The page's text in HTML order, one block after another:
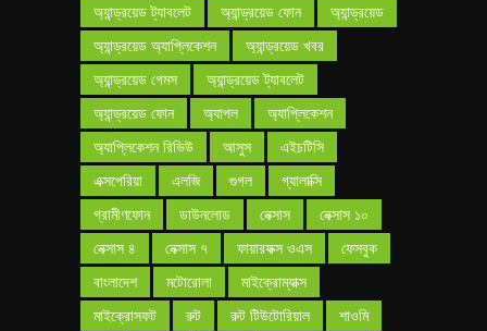
অ্যান্ড্রয়েড ট্যাবলেট
অ্যান্ড্রয়েড ফোন
অ্যান্ড্রয়েড
অ্যান্ড্রয়েড অ্যাপ্লিকেশন
অ্যান্ড্রয়েড খবর
অ্যান্ড্রয়েড গেমস
অ্যান্ড্রয়েড ট্যাবলেট
অ্যান্ড্রয়েড ফোন
অ্যাপল
অ্যাপ্লিকেশন
অ্যাপ্লিকেশন রিভিউ
আসুস
এইচটিসি
এক্সপেরিয়া
এলজি গুগল
গ্যালাক্সি
গ্রামীণফোন
ডাউনলোড নেক্সাস
নেক্সাস ১০
নেক্সাস ৪
নেক্সাস ৭ ফায়ারফক্স ওএস
ফেসবুক
বাংলাদেশ
মটোরোলা
মাইক্রোম্যাক্স
মাইক্রোসফট
রুট রুট টিউটোরিয়াল
শাওমি